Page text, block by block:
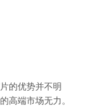
的优势并不明
高端市场无力。